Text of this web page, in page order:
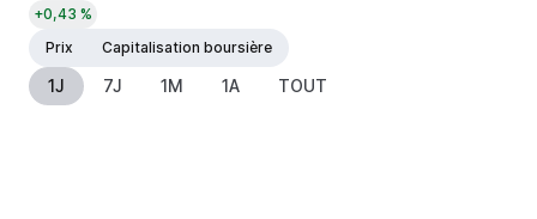
+0,43 %
Prix
Capitalisation boursière
1J 7J 1M 1A TOUT